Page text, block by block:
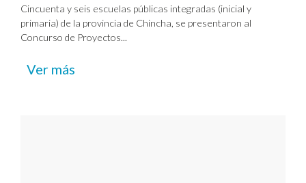
Cincuenta y seis escuelas públicas integradas (inicial y
primaria) de la provincia de Chincha, se presentaron al
Concurso de Proyectos...
Ver más